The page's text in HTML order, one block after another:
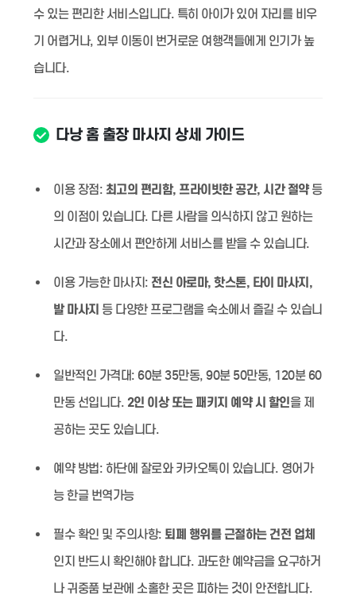
수 있는 편리한 서비스입니다. 특히 아이가 있어 자리를 비우
기 어렵거나, 외부 이동이 번거로운 여행객들에게 인기가 높
습니다.
다낭 홈 출장 마사지 상세 가이드
이용 장점: 최고의 편리함, 프라이빗한 공간, 시간 절약등
의 이점이 있습니다. 다른 사람을 의식하지 않고 원하는
시간과 장소에서 편안하게 서비스를 받을 수 있습니다.
이용 가능한 마사지: 전신 아로마, 핫스톤, 타이 마사지,
발 마사지 등 다양한 프로그램을 숙소에서 즐길 수 있습니
다.
일반적인 가격대: 60분 35만동, 90분 50만동, 120분 60
만동 선입니다. 2인 이상 또는 패키지 예약 시 할인을 제
공하는 곳도 있습니다.
예약 방법: 하단에 잘로와 카카오톡이 있습니다. 영어가
능 한글 번역가능
필수 확인 및 주의사항: 퇴폐 행위를 근절하는 건전 업체
인지 반드시 확인해야 합니다. 과도한 예약금을 요구하거
나 귀중품 보관에 소홀한 곳은 피하는 것이 안전합니다.